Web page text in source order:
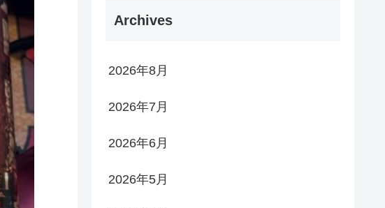
Archives
2026年8月
2026年7月
2026年6月
2026年5月